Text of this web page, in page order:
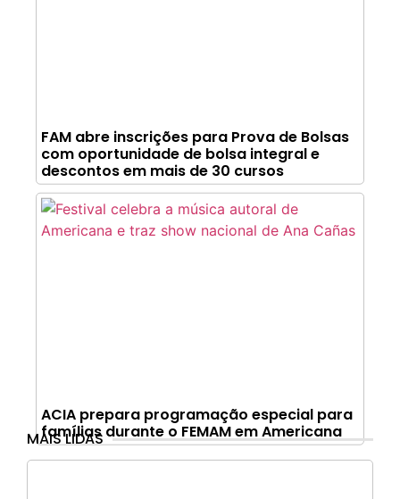
FAM abre inscrições para Prova de Bolsas
com oportunidade de bolsa integral e
descontos em mais de 30 cursos
ACIA prepara programação especial para
famílias durante o FEMAM em Americana
MAIS LIDAS